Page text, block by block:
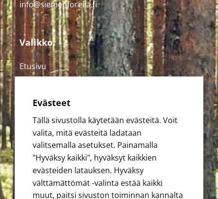
info@siemenforelia.fi
Valikko
Etusivu
Siemenet
Vastuullisuus
Yhteystiedot
Evästeet
Tällä sivustolla käytetään evästeitä. Voit
valita, mitä evästeitä ladataan
valitsemalla asetukset. Painamalla
"Hyväksy kaikki", hyväksyt kaikkien
evästeiden latauksen. Hyväksy
välttämättömät -valinta estää kaikki
muut, paitsi sivuston toiminnan kannalta